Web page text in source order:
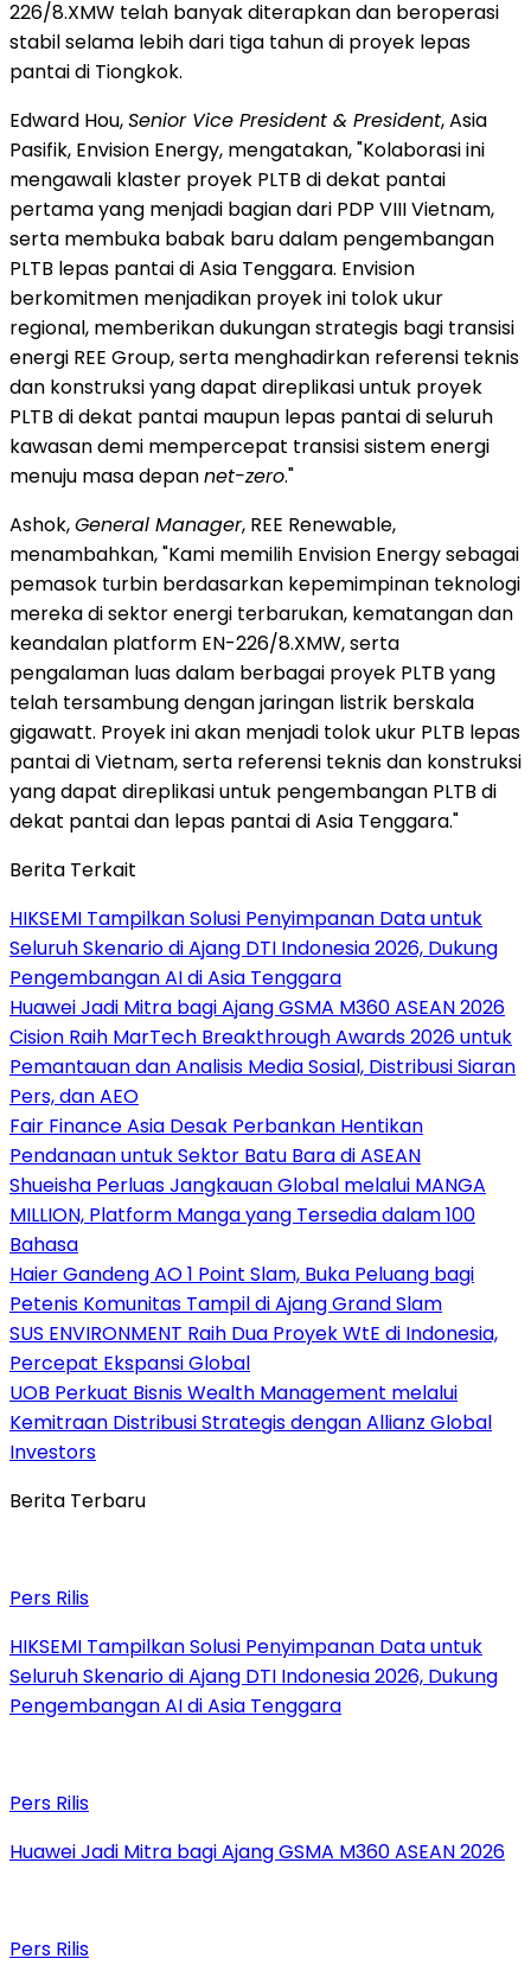
226/8.XMW telah banyak diterapkan dan beroperasi
stabil selama lebih dari tiga tahun di proyek lepas
pantai di Tiongkok.
Edward Hou,Senior Vice President & President, Asia
Pasifik, Envision Energy, mengatakan, "Kolaborasi ini
mengawali klaster proyek PLTB di dekat pantai
pertama yang menjadi bagian dari PDP VIII Vietnam,
serta membuka babak baru dalam pengembangan
PLTB lepas pantai di Asia Tenggara. Envision
berkomitmen menjadikan proyek ini tolok ukur
regional, memberikan dukungan strategis bagi transisi
energi REE Group, serta menghadirkan referensi teknis
dan konstruksi yang dapat direplikasi untuk proyek
PLTB di dekat pantai maupun lepas pantai di seluruh
kawasan demi mempercepat transisi sistem energi
menuju masa depannet-zero."
Ashok,General Manager, REE Renewable,
menambahkan, "Kami memilih Envision Energy sebagai
pemasok turbin berdasarkan kepemimpinan teknologi
mereka di sektor energi terbarukan, kematangan dan
keandalan platform EN-226/8.XMW, serta
pengalaman luas dalam berbagai proyek PLTB yang
telah tersambung dengan jaringan listrik berskala
gigawatt. Proyek ini akan menjadi tolok ukur PLTB lepas
pantai di Vietnam, serta referensi teknis dan konstruksi
yang dapat direplikasi untuk pengembangan PLTB di
dekat pantai dan lepas pantai di Asia Tenggara."
Berita Terkait
HIKSEMI Tampilkan Solusi Penyimpanan Data untuk
Seluruh Skenario di Ajang DTI Indonesia 2026, Dukung
Pengembangan AI di Asia Tenggara
Huawei Jadi Mitra bagi Ajang GSMA M360 ASEAN 2026
Cision Raih MarTech Breakthrough Awards 2026 untuk
Pemantauan dan Analisis Media Sosial, Distribusi Siaran
Pers, dan AEO
Fair Finance Asia Desak Perbankan Hentikan
Pendanaan untuk Sektor Batu Bara di ASEAN
Shueisha Perluas Jangkauan Global melalui MANGA
MILLION, Platform Manga yang Tersedia dalam 100
Bahasa
Haier Gandeng AO 1 Point Slam, Buka Peluang bagi
Petenis Komunitas Tampil di Ajang Grand Slam
SUS ENVIRONMENT Raih Dua Proyek WtE di Indonesia,
Percepat Ekspansi Global
UOB Perkuat Bisnis Wealth Management melalui
Kemitraan Distribusi Strategis dengan Allianz Global
Investors
Berita Terbaru
Pers Rilis
HIKSEMI Tampilkan Solusi Penyimpanan Data untuk
Seluruh Skenario di Ajang DTI Indonesia 2026, Dukung
Pengembangan AI di Asia Tenggara
Pers Rilis
Huawei Jadi Mitra bagi Ajang GSMA M360 ASEAN 2026
Pers Rilis